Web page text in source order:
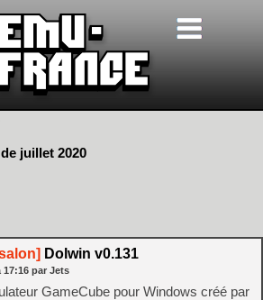
juillet 2020
Dolwin v0.131
17:16 par Jets
GameCube pour Windows créé par